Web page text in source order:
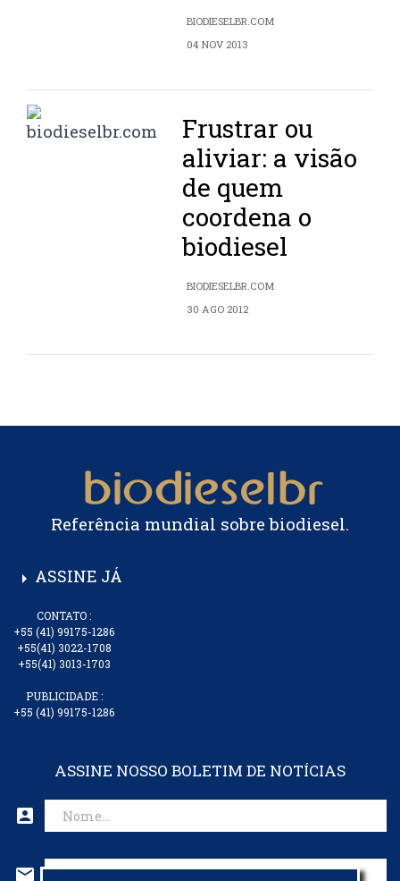
BIODIESELBR.COM
04 NOV 2013
Frustrar ou
aliviar: a visão
de quem
coordena o
biodiesel
BIODIESELBR.COM
30 AGO 2012
Referência mundial sobre biodiesel.
arrow_right ASSINE JÁ
CONTATO :
+55 (41) 99175-1286
+55(41) 3022-1708
+55(41) 3013-1703
PUBLICIDADE :
+55 (41) 99175-1286
ASSINE NOSSO BOLETIM DE NOTÍCIAS
account_box
mail